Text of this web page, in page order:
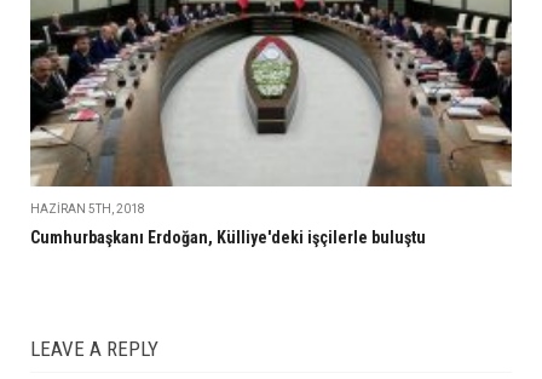
HAZIRAN 5TH, 2018
Cumhurbaşkanı Erdoğan, Külliye'deki işçilerle buluştu
LEAVE A REPLY